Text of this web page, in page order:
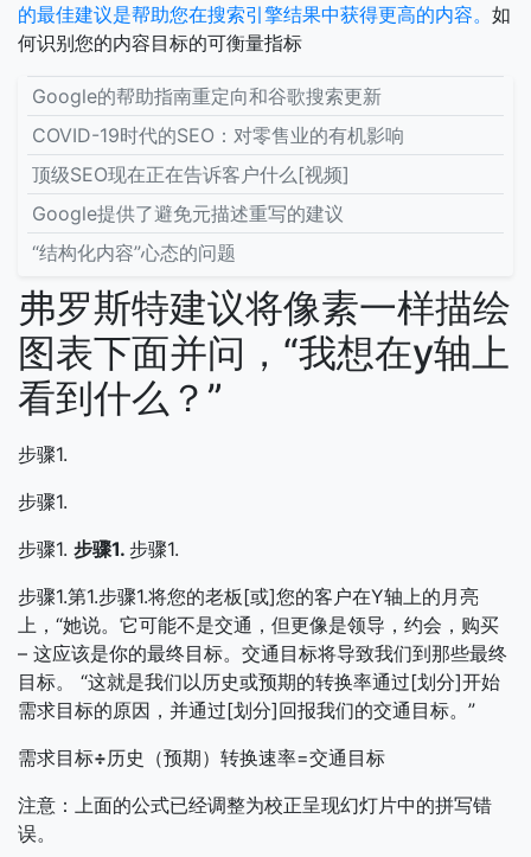
的最佳建议是帮助您在搜索引擎结果中获得更高的内容。 如
何识别您的内容目标的可衡量指标
Google的帮助指南重定向和谷歌搜索更新
COVID-19时代的SEO：对零售业的有机影响
顶级SEO现在正在告诉客户什么[视频]
Google提供了避免元描述重写的建议
“结构化内容”心态的问题
弗罗斯特建议将像素一样描绘
图表下面并问，“我想在y轴上
看到什么？”
步骤1.
步骤1.
步骤1. 步骤1. 步骤1.
步骤1.第1.步骤1.将您的老板[或]您的客户在Y轴上的月亮
上，“她说。它可能不是交通，但更像是领导，约会，购买
– 这应该是你的最终目标。交通目标将导致我们到那些最终
目标。 “这就是我们以历史或预期的转换率通过[划分]开始
需求目标的原因，并通过[划分]回报我们的交通目标。”
需求目标÷历史（预期）转换速率=交通目标
注意：上面的公式已经调整为校正呈现幻灯片中的拼写错
误。